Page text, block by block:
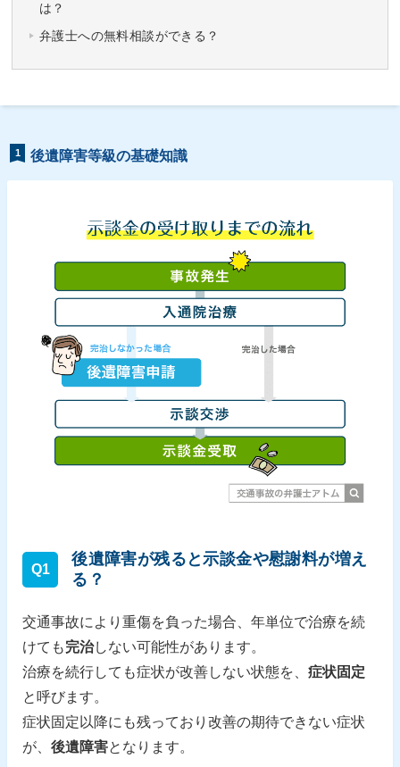
は？
弁護士への無料相談ができる？
1 後遺障害等級の基礎知識
Q1
後遺障害が残ると示談金や慰謝料が増え
る？
交通事故により重傷を負った場合、年単位で治療を続
けても完治しない可能性があります。
治療を続行しても症状が改善しない状態を、症状固定
と呼びます。
症状固定以降にも残っており改善の期待できない症状
が、後遺障害となります。